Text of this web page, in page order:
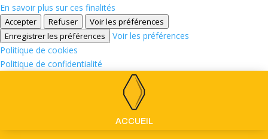
En savoir plus sur ces finalités
Accepter Refuser
Voir les préférences
Enregistrer les préférences
Voir les préférences
Politique de cookies
Politique de confidentialité
ACCUEIL